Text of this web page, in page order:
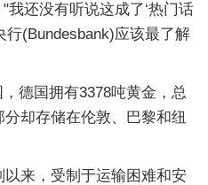
还没有听说这成了‘热门话
行(Bundesbank)应该最了解
德国拥有3378吨黄金，总
却存储在伦敦、巴黎和纽
来，受制于运输困难和安